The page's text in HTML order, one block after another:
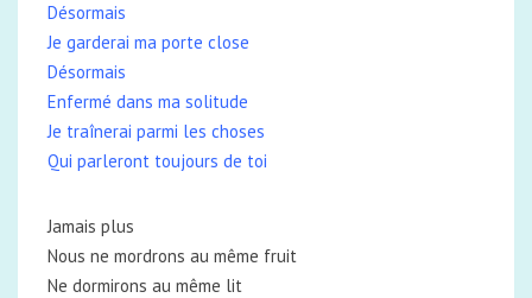
Désormais
Je garderai ma porte close
Désormais
Enfermé dans ma solitude
Je traînerai parmi les choses
Qui parleront toujours de toi
Jamais plus
Nous ne mordrons au même fruit
Ne dormirons au même lit